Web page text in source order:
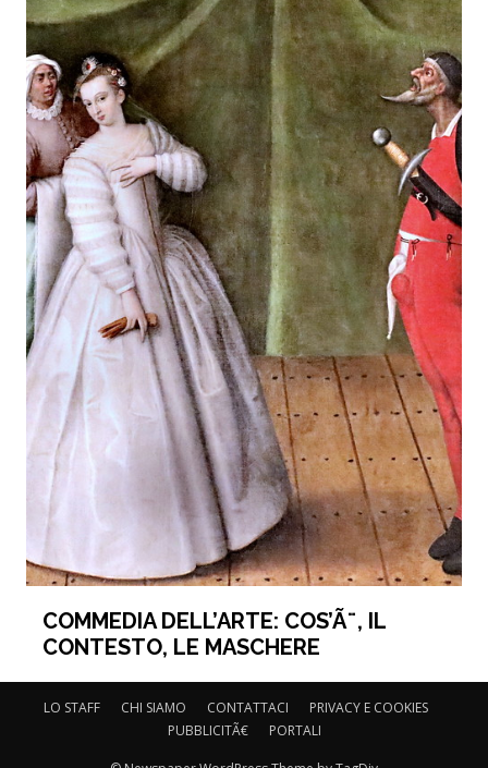
COMMEDIA DELL’ARTE: COS’Ã¨, IL
CONTESTO, LE MASCHERE
LO STAFF CHI SIAMO CONTATTACI
PRIVACY E COOKIES
PUBBLICITÃ€
PORTALI